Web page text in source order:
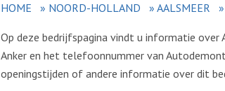
HOME » NOORD-HOLLAND » AALSMEER »
Op deze bedrijfspagina vindt u informatie
Anker en het telefoonnummer van
openingstijden of andere informatie over dit